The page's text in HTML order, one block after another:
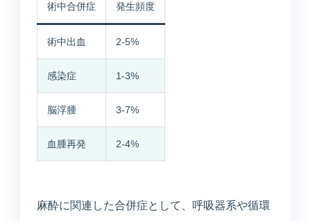
術中合併症 発生頻度
術中出血 2-5%
感染症 1-3%
脳浮腫 3-7%
血腫再発 2-4%
麻酔に関連した合併症として、呼吸器系や循環